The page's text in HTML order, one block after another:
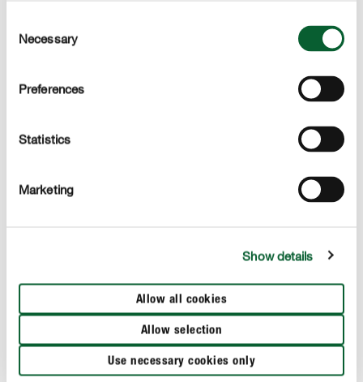
Selection
Necessary
Preferences
Statistics
Marketing
Show details
Allow all cookies
Allow selection
Use necessary cookies only
VOORBEREIDING : 30 MIN. - RUSTTIJD : 30 MIN. - BAKTIJD : 40 MIN.
Tip : als je kant-en-klaar deeg hebt aangekocht, start dan
Doe de bloem in een kom, maak een kuiltje in het
suiker. Roer vervolgens alles door elkaar.
Voeg het ei en de boter toe en kneed met de
kneedhaak tot een glad deeg.
Dek het deeg af en laat 30 minuten rijzen.
Kneed het deeg vervolgens met de hand en rol het